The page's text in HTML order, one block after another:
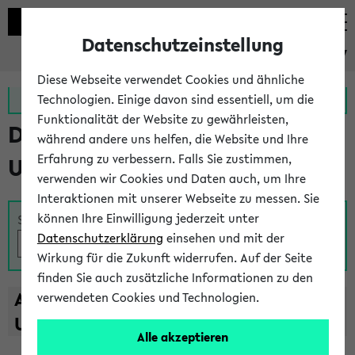
eKVV
Zur MeineUni App Zum MeineUni Portal
Das Lehrangebot der
Universität Bielefeld
Suche
A B C D E F G H I J K L M N O
U
V W X Y
Z
Datenschutzeinstellung
Diese Webseite verwendet Cookies und ähnliche
Technologien. Einige davon sind essentiell, um die
Funktionalität der Website zu gewährleisten,
während andere uns helfen, die Website und Ihre
Erfahrung zu verbessern. Falls Sie zustimmen,
verwenden wir Cookies und Daten auch, um Ihre
Interaktionen mit unserer Webseite zu messen. Sie
können Ihre Einwilligung jederzeit unter
Datenschutzerklärung einsehen und mit der
Wirkung für die Zukunft widerrufen. Auf der Seite
finden Sie auch zusätzliche Informationen zu den
verwendeten Cookies und Technologien.
Alle akzeptieren